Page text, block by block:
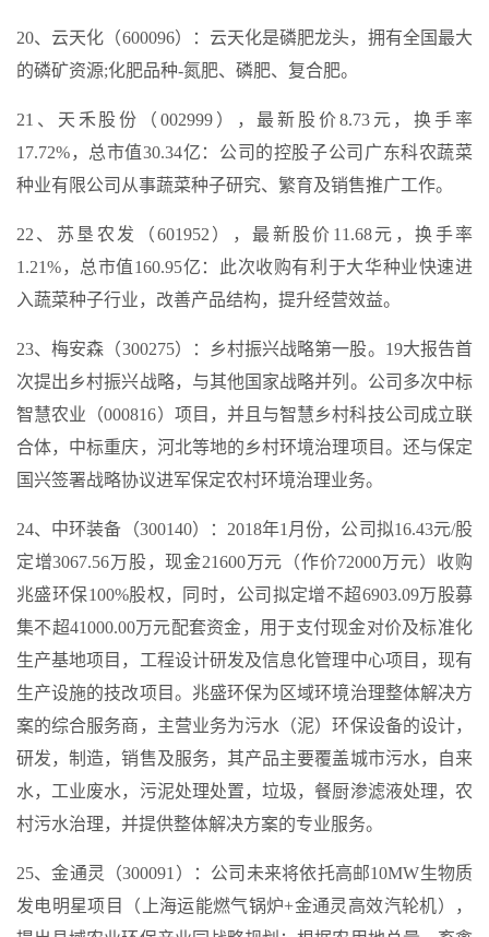
20、云天化（600096）：云天化是磷肥龙头，拥有全国最大
的磷矿资源;化肥品种-氮肥、磷肥、复合肥。
21、天禾股份（002999），最新股价8.73元，换手率
17.72%，总市值30.34亿：公司的控股子公司广东科农蔬菜
种业有限公司从事蔬菜种子研究、繁育及销售推广工作。
22、苏垦农发（601952），最新股价11.68元，换手率
1.21%，总市值160.95亿：此次收购有利于大华种业快速进
入蔬菜种子行业，改善产品结构，提升经营效益。
23、梅安森（300275）：乡村振兴战略第一股。19大报告首
次提出乡村振兴战略，与其他国家战略并列。公司多次中标
智慧农业（000816）项目，并且与智慧乡村科技公司成立联
合体，中标重庆，河北等地的乡村环境治理项目。还与保定
国兴签署战略协议进军保定农村环境治理业务。
24、中环装备（300140）：2018年1月份，公司拟16.43元/股
定增3067.56万股，现金21600万元（作价72000万元）收购
兆盛环保100%股权，同时，公司拟定增不超6903.09万股募
集不超41000.00万元配套资金，用于支付现金对价及标准化
生产基地项目，工程设计研发及信息化管理中心项目，现有
生产设施的技改项目。兆盛环保为区域环境治理整体解决方
案的综合服务商，主营业务为污水（泥）环保设备的设计，
研发，制造，销售及服务，其产品主要覆盖城市污水，自来
水，工业废水，污泥处理处置，垃圾，餐厨渗滤液处理，农
村污水治理，并提供整体解决方案的专业服务。
25、金通灵（300091）：公司未来将依托高邮10MW生物质
发电明星项目（上海运能燃气锅炉+金通灵高效汽轮机），